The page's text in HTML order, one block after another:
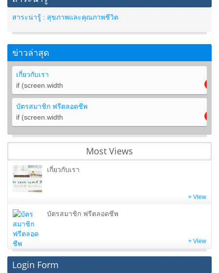
สาระน่ารู้ : สุขภาพและคุณภาพชีวิต
ข่าวล่าสุด
เกี่ยวกับเรา
if (screen.width
บัตรสมาชิก ฟรีตลอดชีพ
if (screen.width
Most Views
เกี่ยวกับเรา
+ View
บัตรสมาชิก ฟรีตลอดชีพ
+ View
Login Form